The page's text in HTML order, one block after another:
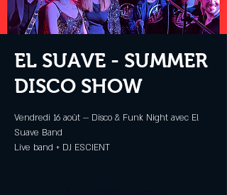
EL SUAVE - SUMMER
DISCO SHOW
Vendredi 16 août — Disco & Funk Night avec El
Suave Band
Live band + DJ ESCIENT